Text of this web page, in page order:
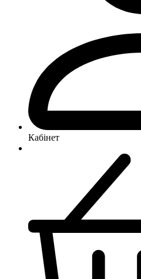
Кабінет